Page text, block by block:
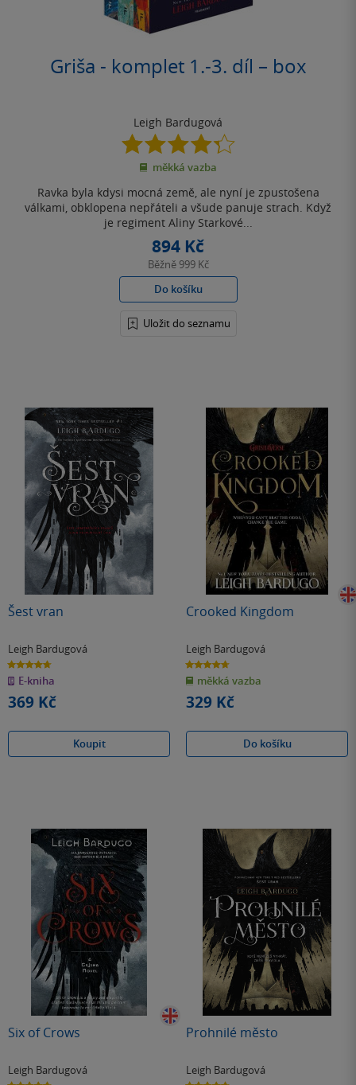
Griša - komplet 1.-3. díl – box
Leigh Bardugová
4.3
z
5
měkká vazba
Ravka byla kdysi mocná země, ale nyní je zpustošena
válkami, obklopena nepřáteli a všude panuje strach. Když
je regiment Aliny Starkové...
894 Kč
Běžně 999 Kč
Do košíku
Uložit do seznamu
Šest vran
Leigh Bardugová
4.7
z
5
hvězdiček
E-kniha
369 Kč
Koupit
Crooked Kingdom
Leigh Bardugová
4.7
z
5
hvězdiček
měkká vazba
329 Kč
Do košíku
Six of Crows
Leigh Bardugová
Prohnilé město
Leigh Bardugová